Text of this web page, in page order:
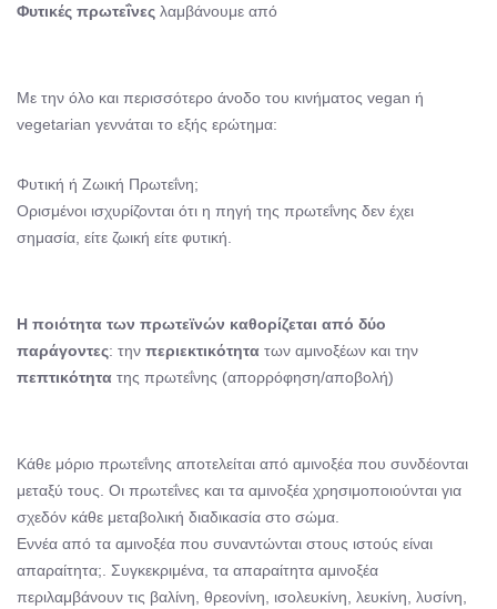
Φυτικές πρωτεΐνες λαμβάνουμε από
Με την όλο και περισσότερο άνοδο του κινήματος vegan ή
vegetarian γεννάται το εξής ερώτημα:
Φυτική ή Ζωική Πρωτεΐνη;
Ορισμένοι ισχυρίζονται ότι η πηγή της πρωτεΐνης δεν έχει
σημασία, είτε ζωική είτε φυτική.
Η ποιότητα των πρωτεϊνών καθορίζεται από δύο
παράγοντες: την περιεκτικότητα των αμινοξέων και την
πεπτικότητα της πρωτεΐνης (απορρόφηση/αποβολή)
Κάθε μόριο πρωτεΐνης αποτελείται από αμινοξέα που συνδέονται
μεταξύ τους. Οι πρωτεΐνες και τα αμινοξέα χρησιμοποιούνται για
σχεδόν κάθε μεταβολική διαδικασία στο σώμα.
Εννέα από τα αμινοξέα που συναντώνται στους ιστούς είναι
απαραίτητα;. Συγκεκριμένα, τα απαραίτητα αμινοξέα
περιλαμβάνουν τις βαλίνη, θρεονίνη, ισολευκίνη, λευκίνη, λυσίνη,